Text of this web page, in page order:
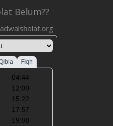
Belum??